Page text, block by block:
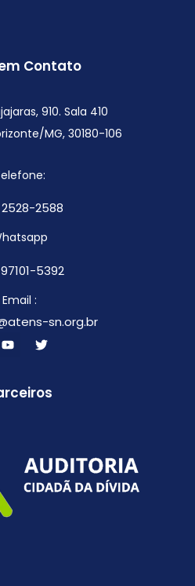
Contato
910. Sala 410
MG, 30180-106
2588
5392
Email :
sn.org.br